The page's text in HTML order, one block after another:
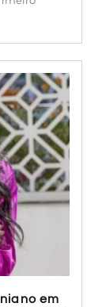
em